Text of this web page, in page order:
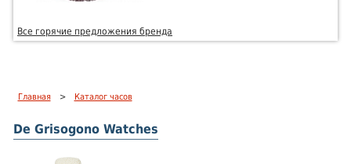
Все горячие предложения бренда
Главная > Каталог часов
De Grisogono Watches